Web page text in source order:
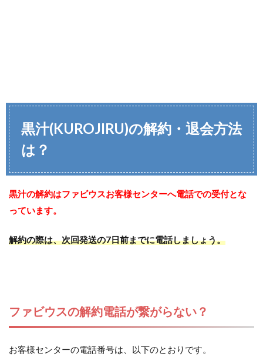
黒汁(KUROJIRU)の解約・退会方法
は？
黒汁の解約はファビウスお客様センターへ電話での受付とな
っています。
解約の際は、次回発送の7日前までに電話しましょう。
ファビウスの解約電話が繋がらない？
お客様センターの電話番号は、以下のとおりです。